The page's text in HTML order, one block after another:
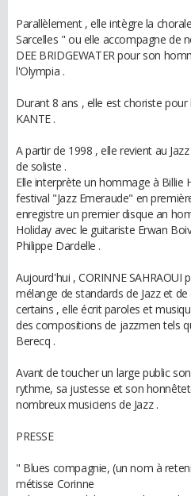
Parallèlement , elle intègre la
Sarcelles " ou elle accompagne de
DEE BRIDGEWATER pour son
l'Olympia .
Durant 8 ans , elle est choriste
KANTE .
A partir de 1998 , elle revient au
de soliste .
Elle interprète un hommage à Billie
festival "Jazz Emeraude" en
enregistre un premier disque an
Holiday avec le guitariste Erwan
Philippe Dardelle .
Aujourd'hui , CORINNE
mélange de standards de Jazz et
certains , elle écrit paroles et
des compositions de jazzmen tels
Berecq .
Avant de toucher un large public
rythme, sa justesse et son
nombreux musiciens de Jazz .
PRESSE
" Blues compagnie, (un nom à
métisse Corinne